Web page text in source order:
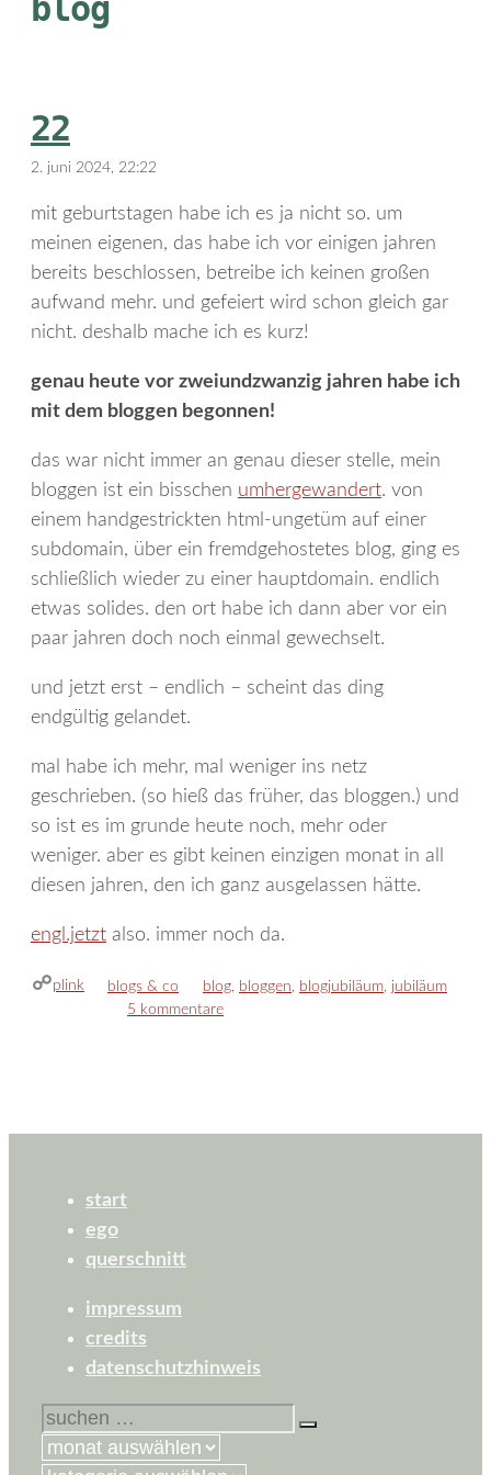
blog
22
2. juni 2024, 22:22
mit geburtstagen habe ich es ja nicht so. um
meinen eigenen, das habe ich vor einigen jahren
bereits beschlossen, betreibe ich keinen großen
aufwand mehr. und gefeiert wird schon gleich gar
nicht. deshalb mache ich es kurz!
genau heute vor zweiundzwanzig jahren habe ich
mit dem bloggen begonnen!
das war nicht immer an genau dieser stelle, mein
bloggen ist ein bisschen umhergewandert. von
einem handgestrickten html-ungetüm auf einer
subdomain, über ein fremdgehostetes blog, ging es
schließlich wieder zu einer hauptdomain. endlich
etwas solides. den ort habe ich dann aber vor ein
paar jahren doch noch einmal gewechselt.
und jetzt erst – endlich – scheint das ding
endgültig gelandet.
mal habe ich mehr, mal weniger ins netz
geschrieben. (so hieß das früher, das bloggen.) und
so ist es im grunde heute noch, mehr oder
weniger. aber es gibt keinen einzigen monat in all
diesen jahren, den ich ganz ausgelassen hätte.
engl.jetzt also. immer noch da.
plink kategorien
blogs & co schlagwörter
blog, bloggen, blogjubiläum, jubiläum
5 kommentare
start
ego
querschnitt
impressum
credits
datenschutzhinweis
suchen
nach: